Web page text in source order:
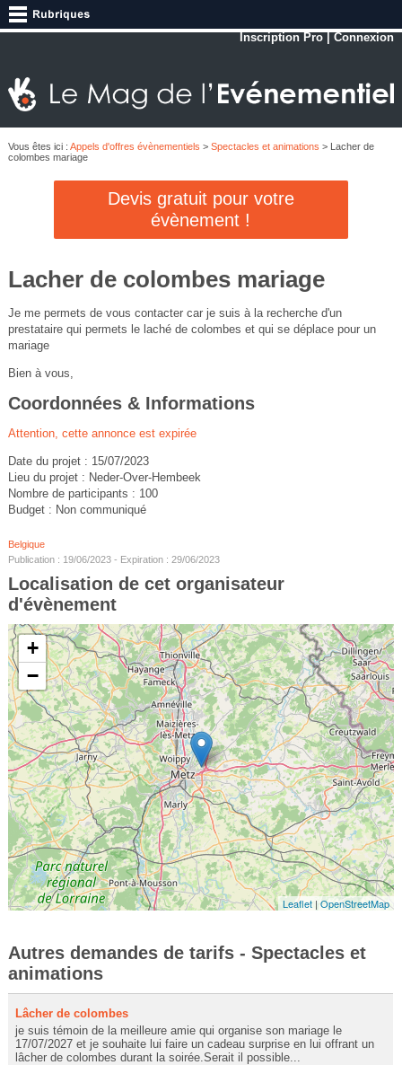
Inscription Pro |Connexion
Vous êtes ici : Appels d'offres évènementiels > Spectacles et animations > Lacher de
colombes mariage
Devis gratuit pour votre
évènement !
Lacher de colombes mariage
Je me permets de vous contacter car je suis à la recherche d'un
prestataire qui permets le laché de colombes et qui se déplace pour un
mariage
Bien à vous,
Coordonnées & Informations
Attention, cette annonce est expirée
Date du projet : 15/07/2023
Lieu du projet : Neder-Over-Hembeek
Nombre de participants : 100
Budget : Non communiqué
Belgique
Publication : 19/06/2023 - Expiration : 29/06/2023
Localisation de cet organisateur
d'évènement
+
−
Leaflet |OpenStreetMap
Autres demandes de tarifs - Spectacles et
animations
Lâcher de colombes
je suis témoin de la meilleure amie qui organise son mariage le
17/07/2027 et je souhaite lui faire un cadeau surprise en lui offrant un
lâcher de colombes durant la soirée.Serait il possible...